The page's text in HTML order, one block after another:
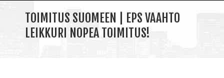
TOIMITUS SUOMEEN | EPS VAAHTO
LEIKKURI NOPEA TOIMITUS!